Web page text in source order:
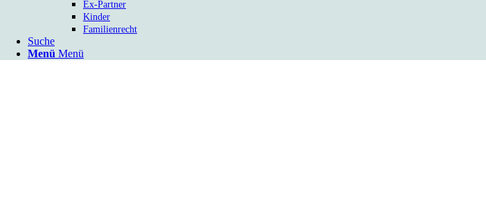
Ex-Partner
Kinder
Familienrecht
Suche
Menü Menü